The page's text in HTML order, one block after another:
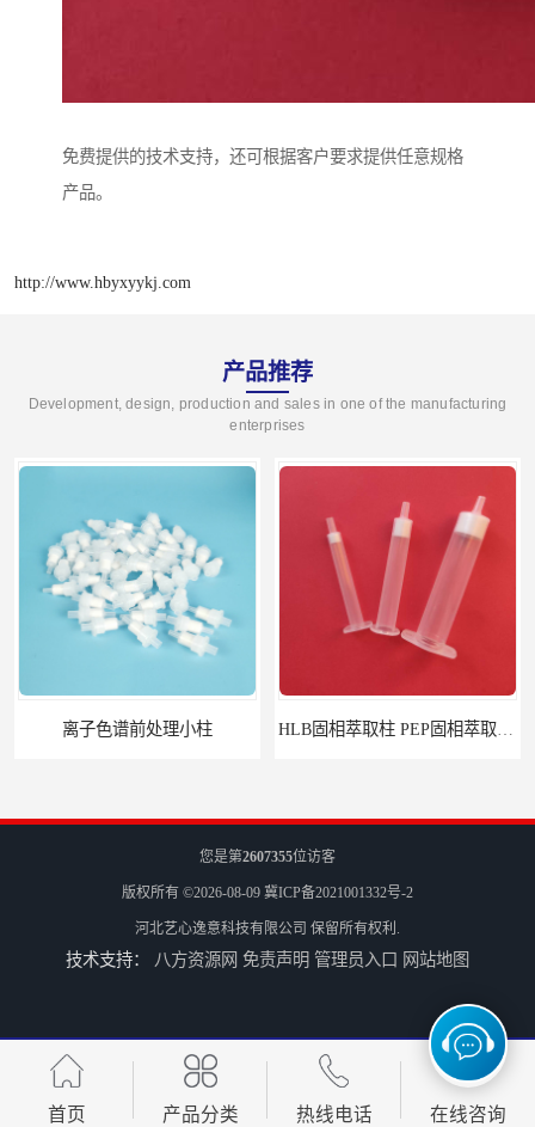
免费提供的技术支持，还可根据客户要求提供任意规格
产品。
http://www.hbyxyykj.com
产品推荐
Development, design, production and sales in one of the manufacturing
enterprises
离子色谱前处理小柱​ HLB固相萃取柱 PEP固相萃取柱 PLS固相萃取柱
您是第2607355位访客
版权所有 ©2026-08-09 冀ICP备2021001332号-2
河北艺心逸意科技有限公司 保留所有权利.
技术支持： 八方资源网 免责声明 管理员入口 网站地图
首页 产品分类 热线电话 在线咨询